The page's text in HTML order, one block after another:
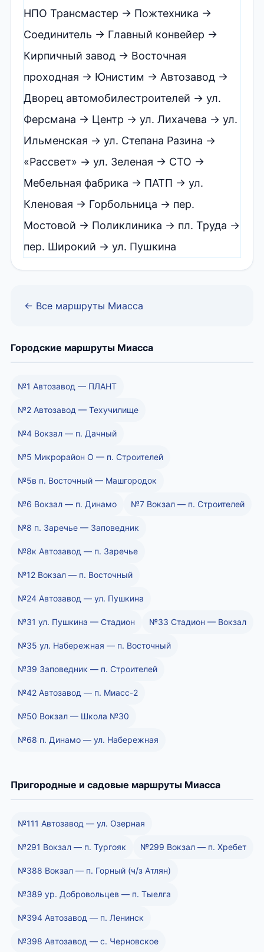
НПО Трансмастер → Пожтехника →
Соединитель → Главный конвейер →
Кирпичный завод → Восточная
проходная → Юнистим → Автозавод →
Дворец автомобилестроителей → ул.
Ферсмана → Центр → ул. Лихачева → ул.
Ильменская → ул. Степана Разина →
«Рассвет» → ул. Зеленая → СТО →
Мебельная фабрика → ПАТП → ул.
Кленовая → Горбольница → пер.
Мостовой → Поликлиника → пл. Труда →
пер. Широкий → ул. Пушкина
← Все маршруты Миасса
Городские маршруты Миасса
№1 Автозавод — ПЛАНТ
№2 Автозавод — Техучилище
№4 Вокзал — п. Дачный
№5 Микрорайон О — п. Строителей
№5в п. Восточный — Машгородок
№6 Вокзал — п. Динамо №7 Вокзал — п. Строителей
№8 п. Заречье — Заповедник
№8к Автозавод — п. Заречье
№12 Вокзал — п. Восточный
№24 Автозавод — ул. Пушкина
№31 ул. Пушкина — Стадион №33 Стадион — Вокзал
№35 ул. Набережная — п. Восточный
№39 Заповедник — п. Строителей
№42 Автозавод — п. Миасс-2
№50 Вокзал — Школа №30
№68 п. Динамо — ул. Набережная
Пригородные и садовые маршруты Миасса
№111 Автозавод — ул. Озерная
№291 Вокзал — п. Тургояк №299 Вокзал — п. Хребет
№388 Вокзал — п. Горный (ч/з Атлян)
№389 ур. Добровольцев — п. Тыелга
№394 Автозавод — п. Ленинск
№398 Автозавод — с. Черновское